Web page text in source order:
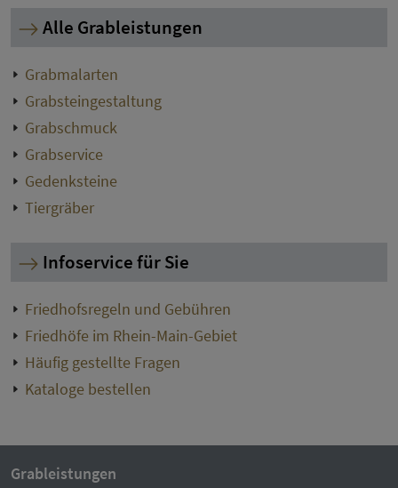
Alle Grableistungen
Grabmalarten
Grabsteingestaltung
Grabschmuck
Grabservice
Gedenksteine
Tiergräber
Infoservice für Sie
Friedhofsregeln und Gebühren
Friedhöfe im Rhein-Main-Gebiet
Häufig gestellte Fragen
Kataloge bestellen
Grableistungen